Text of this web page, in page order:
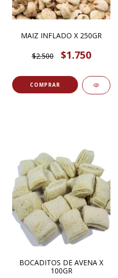
MAIZ INFLADO X 250GR
$2.500 $1.750
COMPRAR
BOCADITOS DE AVENA X
100GR